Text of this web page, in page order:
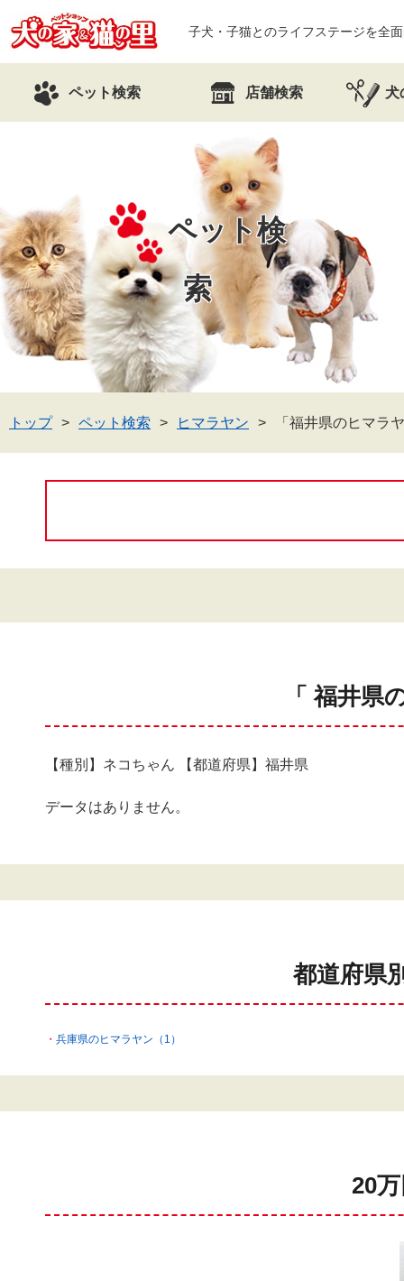
子犬・子猫とのライフステージを全
ペット検索 店舗検索 犬
ペット検
索
トップ ペット検索 ヒマラヤン 「福井県のヒマラ
「 福井県
【種別】ネコちゃん 【都道府県】福井県
データはありません。
都道府県
兵庫県のヒマラヤン（1）
20